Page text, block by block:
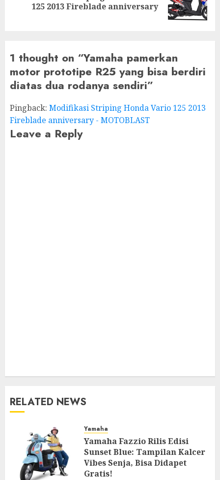
post:125 2013 Fireblade anniversary
1 thought on “Yamaha pamerkan
motor prototipe R25 yang bisa berdiri
diatas dua rodanya sendiri”
Pingback: Modifikasi Striping Honda Vario 125 2013
Fireblade anniversary - MOTOBLAST
Leave a Reply
RELATED NEWS
Yamaha
Yamaha Fazzio Rilis Edisi
Sunset Blue: Tampilan Kalcer
Vibes Senja, Bisa Didapet
Gratis!